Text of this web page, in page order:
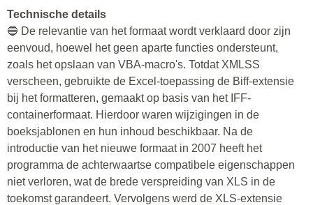
Technische details
🔵 De relevantie van het formaat wordt verklaard door zijn
eenvoud, hoewel het geen aparte functies ondersteunt,
zoals het opslaan van VBA-macro's. Totdat XMLSS
verscheen, gebruikte de Excel-toepassing de Biff-extensie
bij het formatteren, gemaakt op basis van het IFF-
containerformaat. Hierdoor waren wijzigingen in de
boeksjablonen en hun inhoud beschikbaar. Na de
introductie van het nieuwe formaat in 2007 heeft het
programma de achterwaartse compatibele eigenschappen
niet verloren, wat de brede verspreiding van XLS in de
toekomst garandeert. Vervolgens werd de XLS-extensie